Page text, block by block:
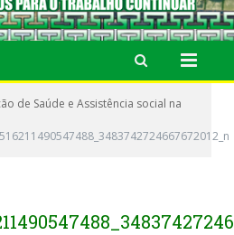
de Saúde e Assistência social na